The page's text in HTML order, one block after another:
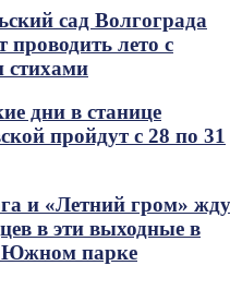
сад Волгограда
проводить лето с
стихами
дни в станице
пройдут с 28 по 31
и «Летний гром»
в эти выходные в
парке